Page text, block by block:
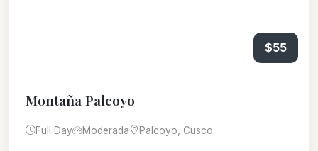
$55
Montaña Palcoyo
Full Day Moderada Palcoyo, Cusco